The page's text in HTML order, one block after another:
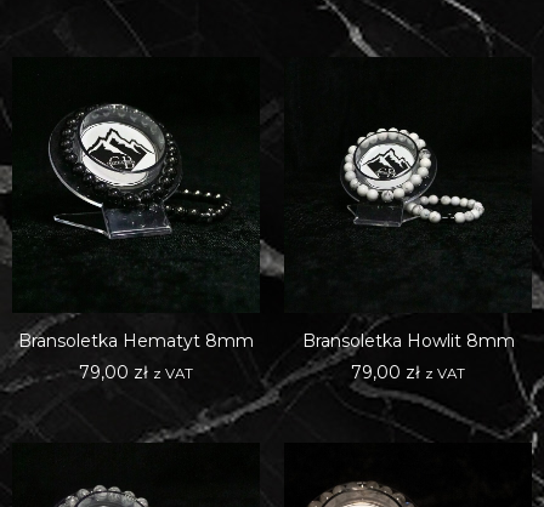
Bransoletka Hematyt 8mm
79,00 zł z VAT
Bransoletka Howlit 8mm
79,00 zł z VAT